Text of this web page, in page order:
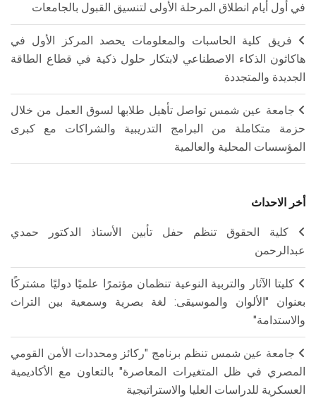
في أول أيام انطلاق المرحلة الأولى لتنسيق القبول بالجامعات
فريق كلية الحاسبات والمعلومات يحصد المركز الأول في
هاكاثون الذكاء الاصطناعي لابتكار حلول ذكية في قطاع الطاقة
الجديدة والمتجددة
جامعة عين شمس تواصل تأهيل طلابها لسوق العمل من خلال
حزمة متكاملة من البرامج التدريبية والشراكات مع كبرى
المؤسسات المحلية والعالمية
أخر الاحداث
كلية الحقوق تنظم حفل تأبين الأستاذ الدكتور حمدي
عبدالرحمن
كليتا الآثار والتربية النوعية تنظمان مؤتمرًا علميًا دوليًا مشتركًا
بعنوان "الألوان والموسيقى: لغة بصرية وسمعية بين التراث
والاستدامة"
جامعة عين شمس تنظم برنامج "ركائز ومحددات الأمن القومي
المصري في ظل المتغيرات المعاصرة" بالتعاون مع الأكاديمية
العسكرية للدراسات العليا والاستراتيجية